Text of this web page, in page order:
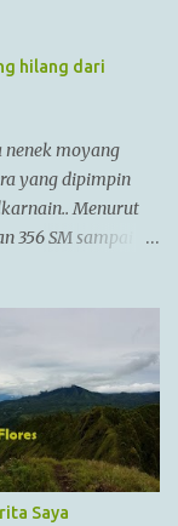
hilang dari
moyang
yang dipimpin
Menurut
356 SM sampai
adalah Philip II
utama Yunani
Negara
of Corinth) Raja
Saya